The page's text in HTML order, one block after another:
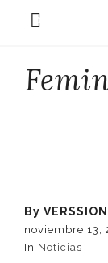
0
By VERSSION
noviembre 13,
In Noticias